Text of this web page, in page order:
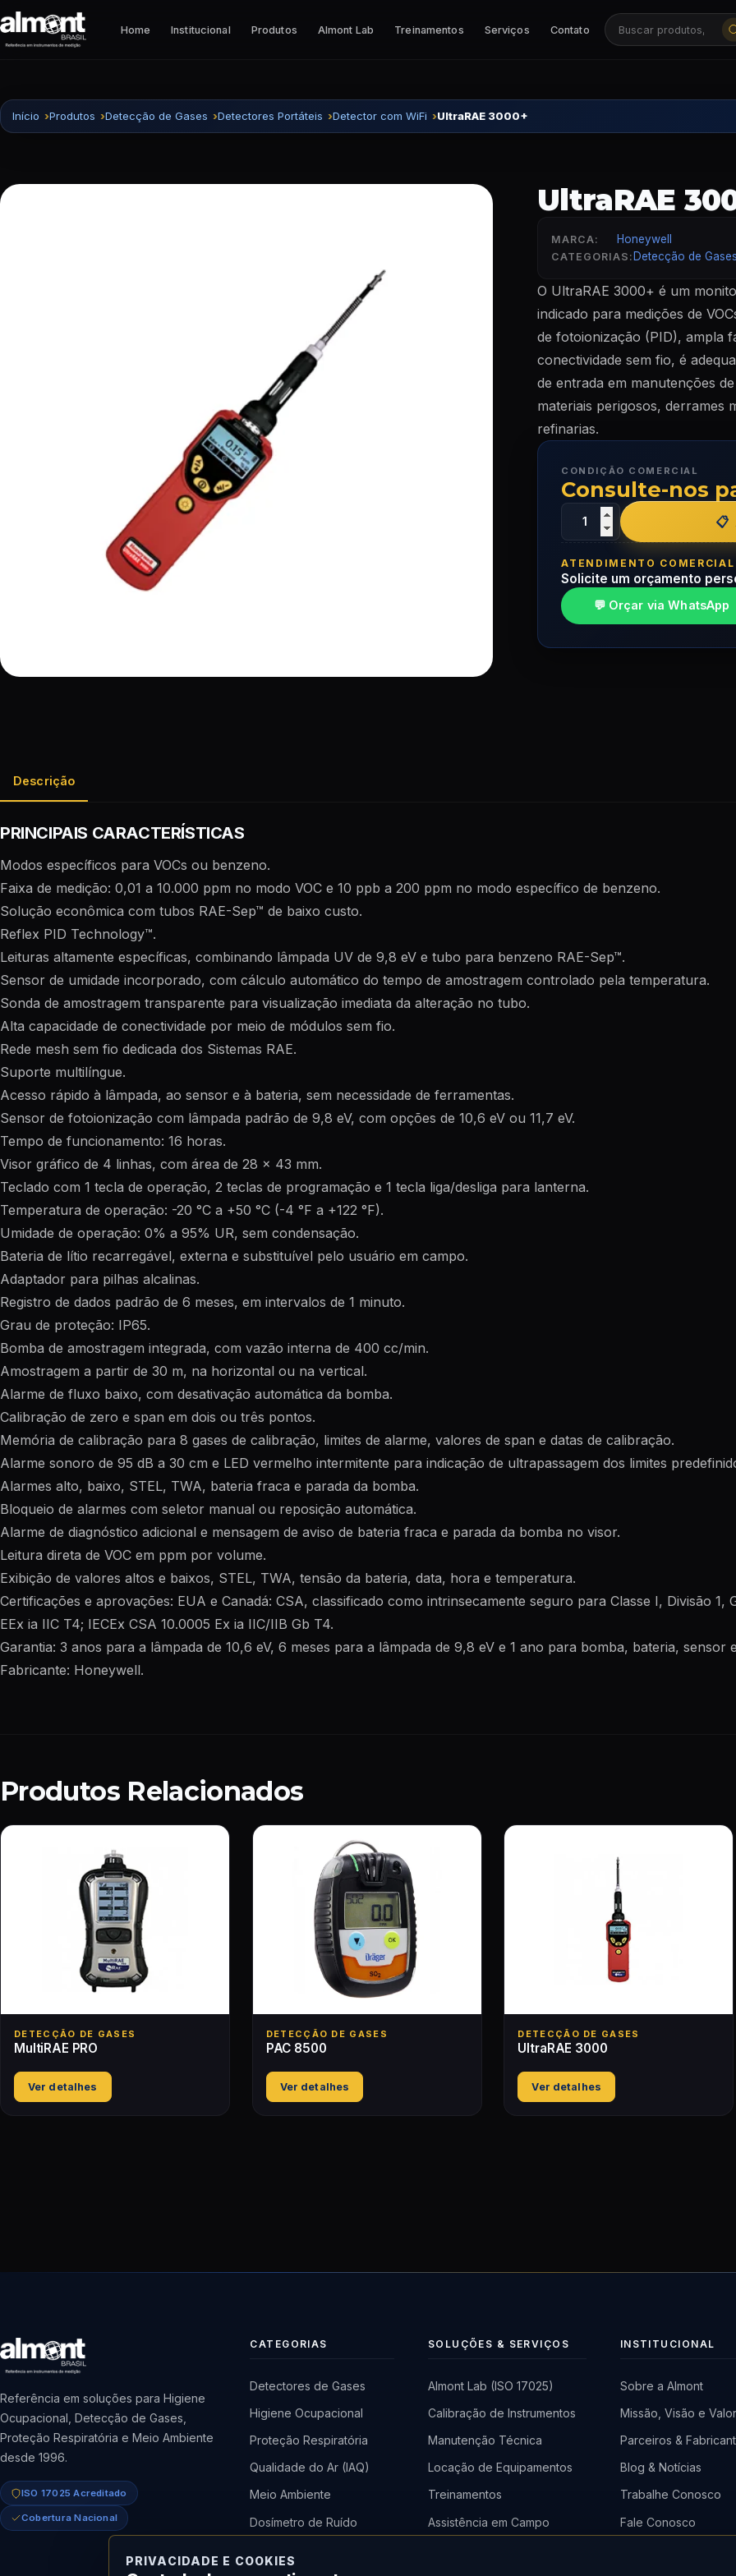
Pular para o conteúdo
Home Institucional Produtos Almont Lab Treinamentos Serviços Contato
Buscar produtos,
Início Produtos Detecção de Gases Detectores Portáteis Detector com WiFi UltraRAE 3000+
UltraRAE
MARCA: Honeywell
CATEGORIAS: Detecção de
O UltraRAE 3000+ é um
indicado para medições de
de fotoionização (PID), ampla
conectividade sem fio, é
de entrada em manutenções
materiais perigosos, derrames
refinarias.
CONDIÇÃO COMERCIAL
Consulte-nos
ATENDIMENTO COMERCIAL
Solicite um orçamento
💬 Orçar via WhatsApp
Descrição
PRINCIPAIS CARACTERÍSTICAS
Modos específicos para VOCs ou benzeno.
Faixa de medição: 0,01 a 10.000 ppm no modo VOC e 10 ppb a 200 ppm no modo específico de benzeno.
Solução econômica com tubos RAE-Sep™ de baixo custo.
Reflex PID Technology™.
Leituras altamente específicas, combinando lâmpada UV de 9,8 eV e tubo para benzeno RAE-Sep™.
Sensor de umidade incorporado, com cálculo automático do tempo de amostragem controlado pela temperatura.
Sonda de amostragem transparente para visualização imediata da alteração no tubo.
Alta capacidade de conectividade por meio de módulos sem fio.
Rede mesh sem fio dedicada dos Sistemas RAE.
Suporte multilíngue.
Acesso rápido à lâmpada, ao sensor e à bateria, sem necessidade de ferramentas.
Sensor de fotoionização com lâmpada padrão de 9,8 eV, com opções de 10,6 eV ou 11,7 eV.
Tempo de funcionamento: 16 horas.
Visor gráfico de 4 linhas, com área de 28 x 43 mm.
Teclado com 1 tecla de operação, 2 teclas de programação e 1 tecla liga/desliga para lanterna.
Temperatura de operação: -20 °C a +50 °C (-4 °F a +122 °F).
Umidade de operação: 0% a 95% UR, sem condensação.
Bateria de lítio recarregável, externa e substituível pelo usuário em campo.
Adaptador para pilhas alcalinas.
Registro de dados padrão de 6 meses, em intervalos de 1 minuto.
Grau de proteção: IP65.
Bomba de amostragem integrada, com vazão interna de 400 cc/min.
Amostragem a partir de 30 m, na horizontal ou na vertical.
Alarme de fluxo baixo, com desativação automática da bomba.
Calibração de zero e span em dois ou três pontos.
Memória de calibração para 8 gases de calibração, limites de alarme, valores de span e datas de calibração.
Alarme sonoro de 95 dB a 30 cm e LED vermelho intermitente para indicação de ultrapassagem dos limites
Alarmes alto, baixo, STEL, TWA, bateria fraca e parada da bomba.
Bloqueio de alarmes com seletor manual ou reposição automática.
Alarme de diagnóstico adicional e mensagem de aviso de bateria fraca e parada da bomba no visor.
Leitura direta de VOC em ppm por volume.
Exibição de valores altos e baixos, STEL, TWA, tensão da bateria, data, hora e temperatura.
Certificações e aprovações: EUA e Canadá: CSA, classificado como intrinsecamente seguro para Classe I, Divisão 1,
EEx ia IIC T4; IECEx CSA 10.0005 Ex ia IIC/IIB Gb T4.
Garantia: 3 anos para a lâmpada de 10,6 eV, 6 meses para a lâmpada de 9,8 eV e 1 ano para bomba, bateria, sensor
Fabricante: Honeywell.
Produtos Relacionados
DETECÇÃO DE GASES
MultiRAE PRO
Ver detalhes
DETECÇÃO DE GASES
PAC 8500
Ver detalhes
DETECÇÃO DE GASES
UltraRAE 3000
Ver detalhes
Referência em soluções para Higiene
Ocupacional, Detecção de Gases,
Proteção Respiratória e Meio Ambiente
desde 1996.
ISO 17025 Acreditado
Cobertura Nacional
CATEGORIAS
Detectores de Gases
Higiene Ocupacional
Proteção Respiratória
Qualidade do Ar (IAQ)
Meio Ambiente
Dosímetro de Ruído
SOLUÇÕES & SERVIÇOS
Almont Lab (ISO 17025)
Calibração de Instrumentos
Manutenção Técnica
Locação de Equipamentos
Treinamentos
Assistência em Campo
INSTITUCIONAL
Sobre a Almont
Missão, Visão e
Parceiros &
Blog & Notícias
Trabalhe Conosco
Fale Conosco
PRIVACIDADE E COOKIES